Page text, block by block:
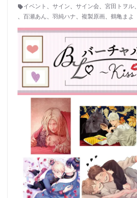
イベント 、 サイン、 サイン会、 宮田トヲル、
、 百瀬あん、 羽純ハナ、 複製原画、 鶴亀まよ